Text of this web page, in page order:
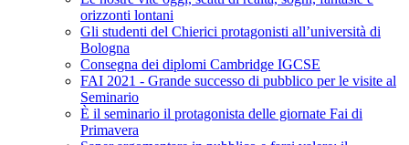
orizzonti lontani
Gli studenti del Chierici protagonisti all’università di
Bologna
Consegna dei diplomi Cambridge IGCSE
FAI 2021 - Grande successo di pubblico per le visite al
Seminario
È il seminario il protagonista delle giornate Fai di
Primavera